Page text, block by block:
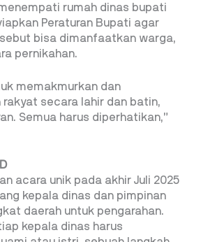
rumah dinas bupati
Peraturan Bupati agar
bisa dimanfaatkan warga,
pernikahan.
memakmurkan dan
secara lahir dan batin,
Semua harus diperhatikan,”
acara unik pada akhir Juli 2025
kepala dinas dan pimpinan
daerah untuk pengarahan.
kepala dinas harus